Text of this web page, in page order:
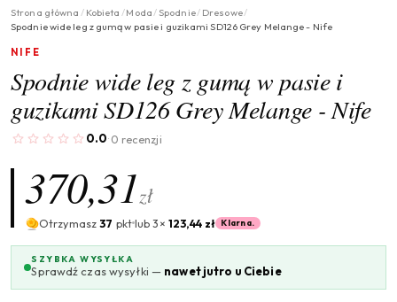
Strona główna / Kobieta /Moda/Spodnie/ Dresowe/
Spodnie wide leg z gumą w pasie i guzikami SD126 Grey Melange - Nife
NIFE
Spodnie wide leg z gumą w pasie i
guzikami SD126 Grey Melange - Nife
0.0· 0 recenzji
370,31zł
Otrzymasz37 pktlub 3× 123,44 zł Klarna.
SZYBKA WYSYŁKA
Sprawdź czas wysyłki — nawet jutro u Ciebie